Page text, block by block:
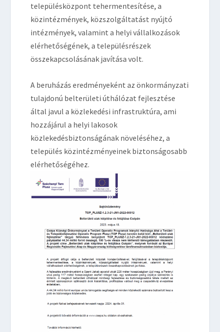
településközpont tehermentesítése, a
közintézmények, közszolgáltatást nyújtó
intézmények, valamint a helyi vállalkozások
elérhetőségének, a településrészek
összekapcsolásának javítása volt.
A beruházás eredményeként az önkormányzati
tulajdonú belterületi úthálózat fejlesztése
által javul a közlekedési infrastruktúra, ami
hozzájárul a helyi lakosok
közlekedésbiztonságának növeléséhez, a
település közintézményeinek biztonságosabb
elérhetőségéhez.